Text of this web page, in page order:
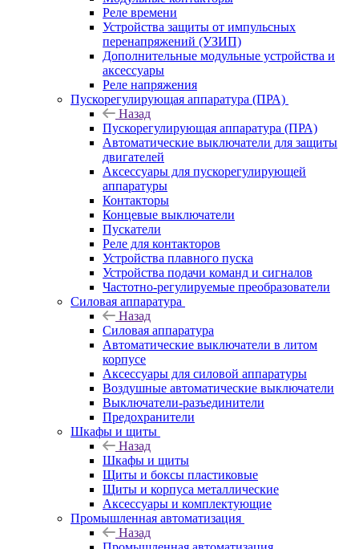
Реле времени
Устройства защиты от импульсных
перенапряжений (УЗИП)
Дополнительные модульные устройства и
аксессуары
Реле напряжения
Пускорегулирующая аппаратура (ПРА)
Назад
Пускорегулирующая аппаратура (ПРА)
Автоматические выключатели для защиты
двигателей
Аксессуары для пускорегулирующей
аппаратуры
Контакторы
Концевые выключатели
Пускатели
Реле для контакторов
Устройства плавного пуска
Устройства подачи команд и сигналов
Частотно-регулируемые преобразователи
Силовая аппаратура
Назад
Силовая аппаратура
Автоматические выключатели в литом
корпусе
Аксессуары для силовой аппаратуры
Воздушные автоматические выключатели
Выключатели-разъединители
Предохранители
Шкафы и щиты
Назад
Шкафы и щиты
Щиты и боксы пластиковые
Щиты и корпуса металлические
Аксессуары и комплектующие
Промышленная автоматизация
Назад